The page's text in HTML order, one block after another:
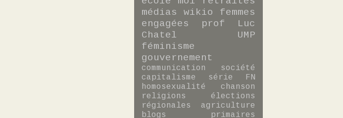
médias
wikio
femmes
engagées
prof
Luc
Chatel
UMP
féminisme
gouvernement
communication
société
capitalisme
série
FN
homosexualité
chanson
religions
élections
régionales
agriculture
blogs
primaires